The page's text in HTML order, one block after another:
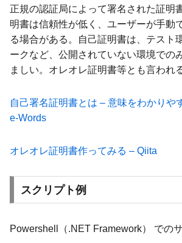
正規の認証局によって署名された証明
明書は信頼性が低く、ユーザーが手動
る場合がある。自己証明書は、テスト
ークなど、公開されていない環境での
ましい。オレオレ証明書等とも言われ
自己署名証明書とは – 意味をわかりや
e-Words
オレオレ証明書作ってみる – Qiita
スクリプト例
Powershell（.NET Framework） での